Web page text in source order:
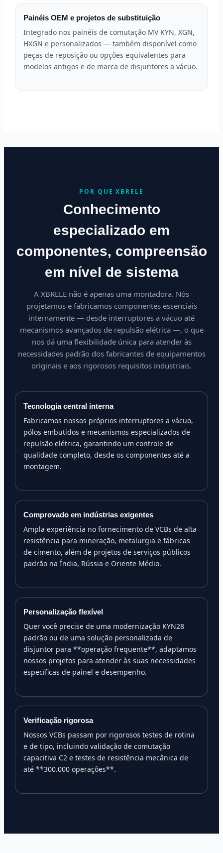
Painéis OEM e projetos de substituição
Integrado nos painéis de comutação MV KYN, XGN,
HXGN e personalizados — também disponível como
peças de reposição ou opções equivalentes para
modelos antigos e de marca de disjuntores a vácuo.
POR QUE XBRELE
Conhecimento
especializado em
componentes, compreensão
em nível de sistema
A XBRELE não é apenas uma montadora. Nós
projetamos e fabricamos componentes essenciais
internamente — desde interruptores a vácuo até
mecanismos avançados de repulsão elétrica —, o que
nos dá uma flexibilidade única para atender às
necessidades padrão dos fabricantes de equipamentos
originais e aos rigorosos requisitos industriais.
Tecnologia central interna
Fabricamos nossos próprios interruptores a vácuo,
pólos embutidos e mecanismos especializados de
repulsão elétrica, garantindo um controle de
qualidade completo, desde os componentes até a
montagem.
Comprovado em indústrias exigentes
Ampla experiência no fornecimento de VCBs de alta
resistência para mineração, metalurgia e fábricas
de cimento, além de projetos de serviços públicos
padrão na Índia, Rússia e Oriente Médio.
Personalização flexível
Quer você precise de uma modernização KYN28
padrão ou de uma solução personalizada de
disjuntor para **operação frequente**, adaptamos
nossos projetos para atender às suas necessidades
específicas de painel e desempenho.
Verificação rigorosa
Nossos VCBs passam por rigorosos testes de rotina
e de tipo, incluindo validação de comutação
capacitiva C2 e testes de resistência mecânica de
até **300.000 operações**.